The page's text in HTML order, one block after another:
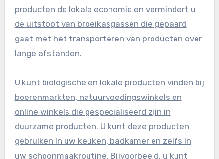
producten de lokale economie en vermindert u
de uitstoot van broeikasgassen die gepaard
gaat met het transporteren van producten over
lange afstanden.
U kunt biologische en lokale producten vinden bij
boerenmarkten, natuurvoedingswinkels en
online winkels die gespecialiseerd zijn in
duurzame producten. U kunt deze producten
gebruiken in uw keuken, badkamer en zelfs in
uw schoonmaakroutine. Bijvoorbeeld, u kunt